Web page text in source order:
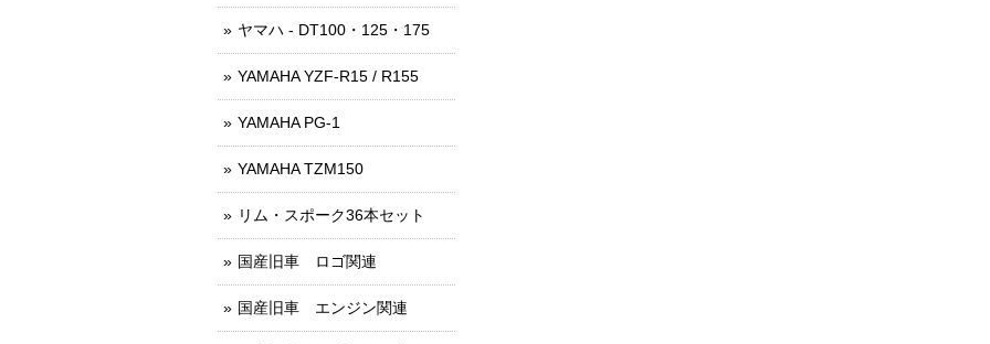
ヤマハ - DT100・125・175
YAMAHA YZF-R15 / R155
YAMAHA PG-1
YAMAHA TZM150
リム・スポーク36本セット
国産旧車 ロゴ関連
国産旧車 エンジン関連